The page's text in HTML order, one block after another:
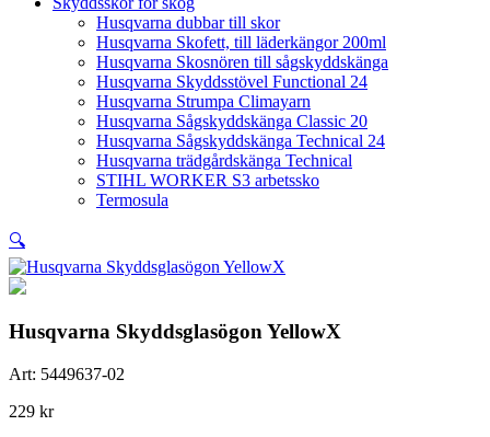
Husqvarna dubbar till skor
Husqvarna Skofett, till läderkängor 200ml
Husqvarna Skosnören till sågskyddskänga
Husqvarna Skyddsstövel Functional 24
Husqvarna Strumpa Climayarn
Husqvarna Sågskyddskänga Classic 20
Husqvarna Sågskyddskänga Technical 24
Husqvarna trädgårdskänga Technical
STIHL WORKER S3 arbetssko
Termosula
🔍
Husqvarna Skyddsglasögon YellowX
Art: 5449637-02
229 kr